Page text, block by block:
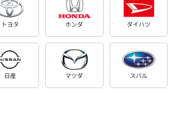
トヨタ ホンダ ダイハツ
日産 マツダ スバル